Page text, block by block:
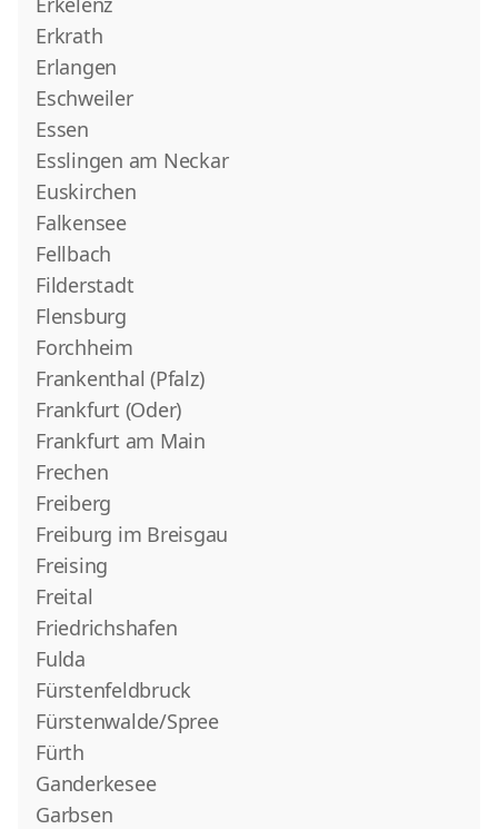
Erkrath
Erlangen
Eschweiler
Essen
Esslingen am Neckar
Euskirchen
Falkensee
Fellbach
Filderstadt
Flensburg
Forchheim
Frankenthal (Pfalz)
Frankfurt (Oder)
Frankfurt am Main
Frechen
Freiberg
Freiburg im Breisgau
Freising
Freital
Friedrichshafen
Fulda
Fürstenfeldbruck
Fürstenwalde/Spree
Fürth
Ganderkesee
Garbsen